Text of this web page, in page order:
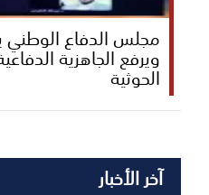
مجلس الدفاع الوطني
ويرفع الجاهزية
الحوثية
آخر الأخبار